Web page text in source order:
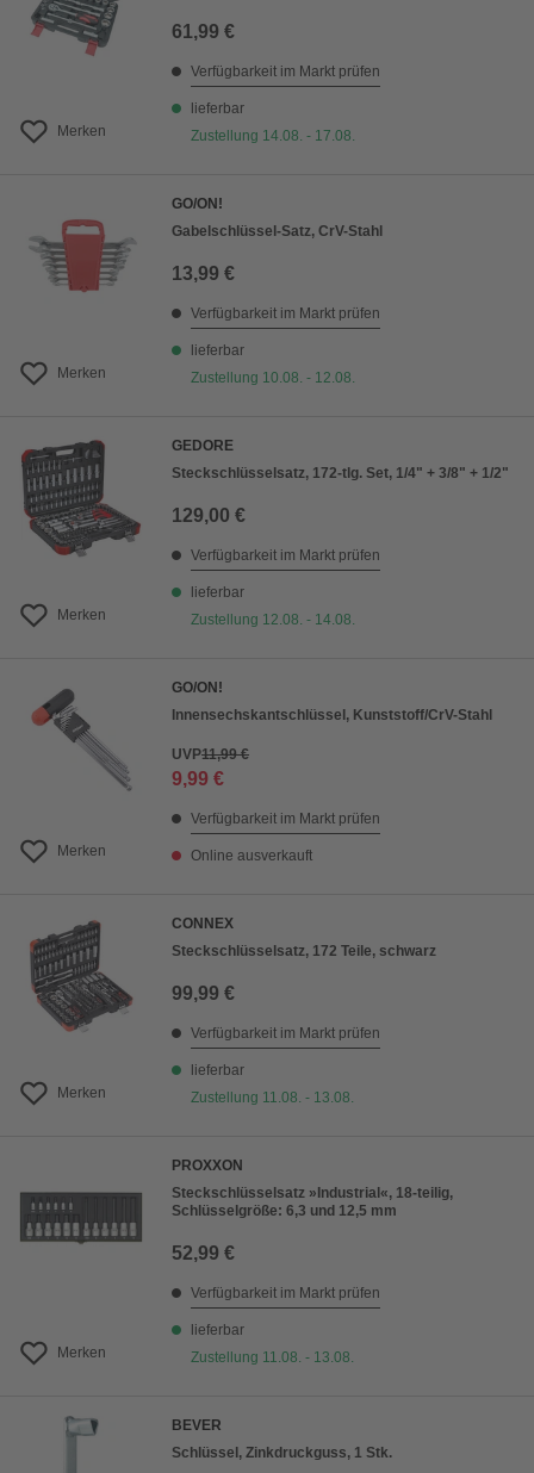
Merken
61,99 €
Verfügbarkeit im Markt prüfen
lieferbar
Zustellung 14.08. - 17.08.
Merken
GO/ON!
Gabelschlüssel-Satz, CrV-Stahl
13,99 €
Verfügbarkeit im Markt prüfen
lieferbar
Zustellung 10.08. - 12.08.
Merken
GEDORE
Steckschlüsselsatz, 172-tlg. Set, 1/4" + 3/8" + 1/2"
129,00 €
Verfügbarkeit im Markt prüfen
lieferbar
Zustellung 12.08. - 14.08.
Merken
GO/ON!
Innensechskantschlüssel, Kunststoff/CrV-Stahl
UVP11,99 €
9,99 €
Verfügbarkeit im Markt prüfen
Online ausverkauft
Merken
CONNEX
Steckschlüsselsatz, 172 Teile, schwarz
99,99 €
Verfügbarkeit im Markt prüfen
lieferbar
Zustellung 11.08. - 13.08.
Merken
PROXXON
Steckschlüsselsatz »Industrial«, 18-teilig,
Schlüsselgröße: 6,3 und 12,5 mm
52,99 €
Verfügbarkeit im Markt prüfen
lieferbar
Zustellung 11.08. - 13.08.
BEVER
Schlüssel, Zinkdruckguss, 1 Stk.